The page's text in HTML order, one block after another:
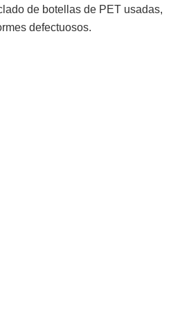
de botellas de PET usadas,
defectuosos.